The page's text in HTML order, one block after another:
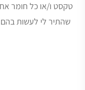
טקסט ו/או כל חומר
שהתיר לי לעשות בהם